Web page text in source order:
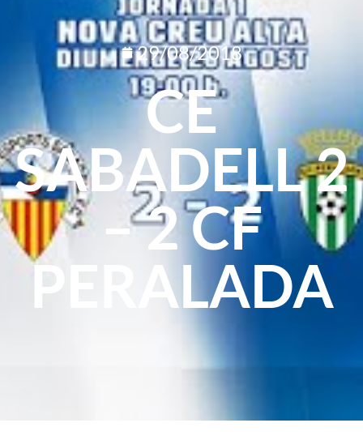
29/08/2018
CE
SABADELL 2
– 2 CF
PERALADA